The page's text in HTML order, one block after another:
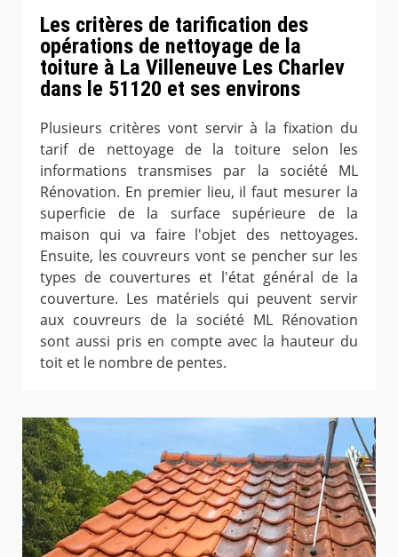
Les critères de tarification des
opérations de nettoyage de la
toiture à La Villeneuve Les Charlev
dans le 51120 et ses environs
Plusieurs critères vont servir à la fixation du
tarif de nettoyage de la toiture selon les
informations transmises par la société ML
Rénovation. En premier lieu, il faut mesurer la
superficie de la surface supérieure de la
maison qui va faire l'objet des nettoyages.
Ensuite, les couvreurs vont se pencher sur les
types de couvertures et l'état général de la
couverture. Les matériels qui peuvent servir
aux couvreurs de la société ML Rénovation
sont aussi pris en compte avec la hauteur du
toit et le nombre de pentes.